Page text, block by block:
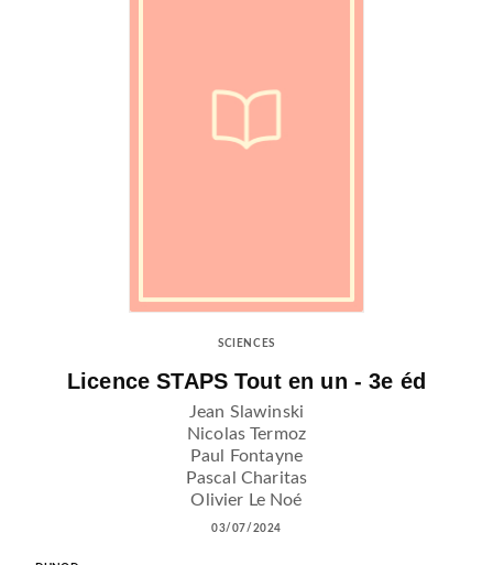
SCIENCES
Licence STAPS Tout en un - 3e éd
Jean Slawinski
Nicolas Termoz
Paul Fontayne
Pascal Charitas
Olivier Le Noé
03/07/2024